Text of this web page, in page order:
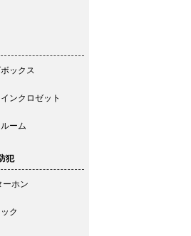
ックス
ンクロゼット
ーム
犯
ーホン
ク